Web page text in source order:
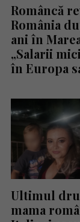
Româncă
România
ani în
„Salarii
în Europa
Ultimul
mama